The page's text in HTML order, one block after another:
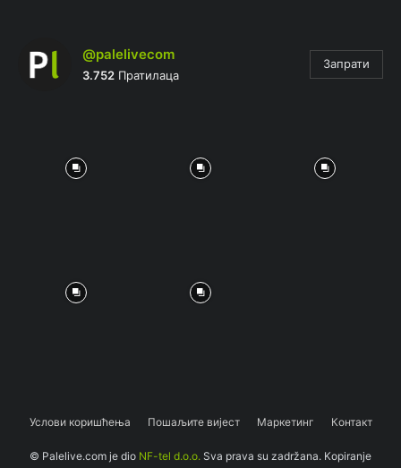
@palelivecom
3.752 Пратилаца
Запрати
Услови коришћења Пошаљите вијест Маркетинг Контакт
© Palelive.com je dio NF-tel d.o.o. Sva prava su zadržana. Kopiranje